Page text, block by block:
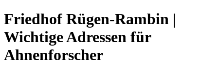
Friedhof Rügen-Rambin |
Wichtige Adressen für
Ahnenforscher